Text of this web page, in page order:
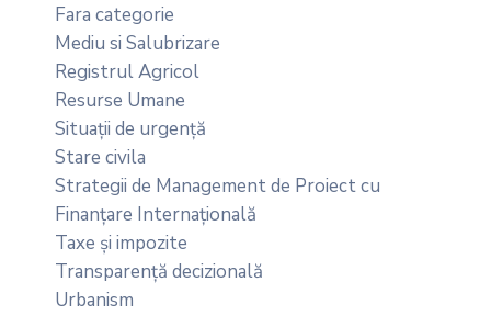
Fara categorie
Mediu si Salubrizare
Registrul Agricol
Resurse Umane
Situații de urgență
Stare civila
Strategii de Management de Proiect cu
Finanțare Internațională
Taxe și impozite
Transparență decizională
Urbanism